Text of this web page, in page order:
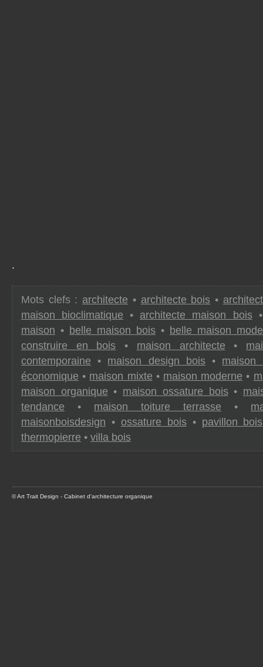
.
Mots clefs : architecte • architecte bois •
maison bioclimatique • architecte maison bois
maison • belle maison bois • belle maison
construire en bois • maison architecte •
contemporaine • maison design bois• maison
économique • maison mixte • maison moderne •
maison organique • maison ossature bois•
tendance • maison toiture terrasse •
maisonboisdesign • ossature bois• pavillon bois
thermopierre • villa bois
© Art Trait Design - Cabinet d'architecture organique